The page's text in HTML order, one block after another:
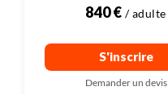
840 €
S'inscrire
Demander un devis